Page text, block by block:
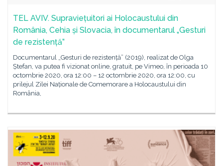
TEL AVIV. Supraviețuitori ai Holocaustului din
România, Cehia și Slovacia, în documentarul „Gesturi
de rezistență”
Documentarul „Gesturi de rezistență” (2019), realizat de Olga
Ștefan, va putea fi vizionat online, gratuit, pe Vimeo, în perioada 10
octombrie 2020, ora 12:00 – 12 octombrie 2020, ora 12:00, cu
prilejul Zilei Naționale de Comemorare a Holocaustului din
România,